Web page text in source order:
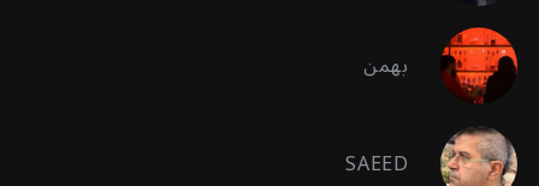
بهمن
SAEED